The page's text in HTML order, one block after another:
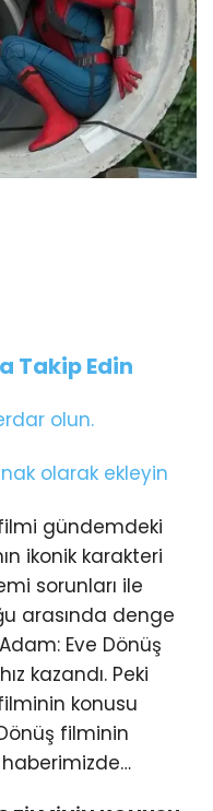
Takip Edin
olun.
olarak ekleyin
gündemdeki
ikonik karakteri
sorunları ile
arasında denge
Eve Dönüş
kazandı. Peki
konusu
filminin